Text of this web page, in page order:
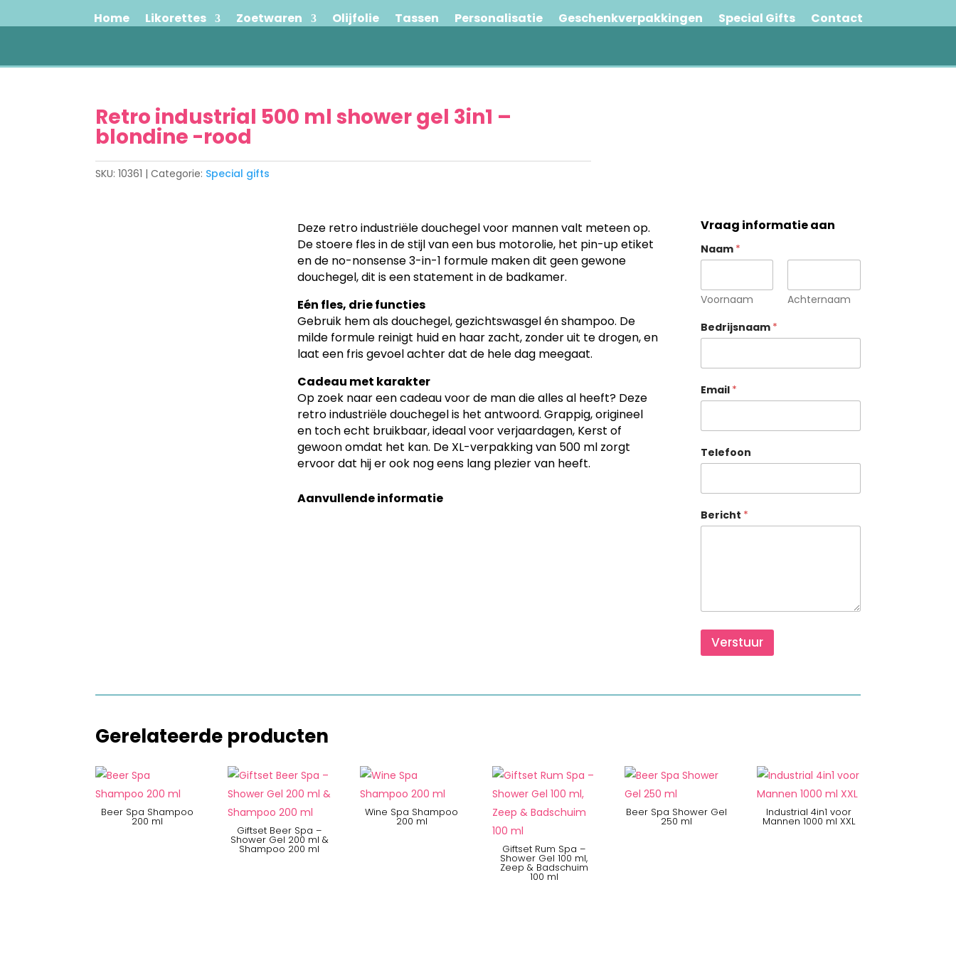
Home Likorettes Zoetwaren Olijfolie Tassen Personalisatie Geschenkverpakkingen Special Gifts Contact
Retro industrial 500 ml shower gel 3in1 –
blondine -rood
SKU:10361 Categorie: Special gifts
Deze retro industriële douchegel voor mannen valt meteen op.
De stoere fles in de stijl van een bus motorolie, het pin-up etiket
en de no-nonsense 3-in-1 formule maken dit geen gewone
douchegel, dit is een statement in de badkamer.
Eén fles, drie functies
Gebruik hem als douchegel, gezichtswasgel én shampoo. De
milde formule reinigt huid en haar zacht, zonder uit te drogen, en
laat een fris gevoel achter dat de hele dag meegaat.
Cadeau met karakter
Op zoek naar een cadeau voor de man die alles al heeft? Deze
retro industriële douchegel is het antwoord. Grappig, origineel
en toch echt bruikbaar, ideaal voor verjaardagen, Kerst of
gewoon omdat het kan. De XL-verpakking van 500 ml zorgt
ervoor dat hij er ook nog eens lang plezier van heeft.
Aanvullende informatie
Vraag informatie aan
Naam *
Voornaam
Achternaam
Bedrijsnaam *
Email *
Telefoon
Bericht *
Verstuur
Gerelateerde producten
Beer Spa Shampoo
200 ml
Giftset Beer Spa –
Shower Gel 200 ml &
Shampoo 200 ml
Wine Spa Shampoo
200 ml
Giftset Rum Spa –
Shower Gel 100 ml,
Zeep & Badschuim
100 ml
Beer Spa Shower Gel
250 ml
Industrial 4in1 voor
Mannen 1000 ml XXL